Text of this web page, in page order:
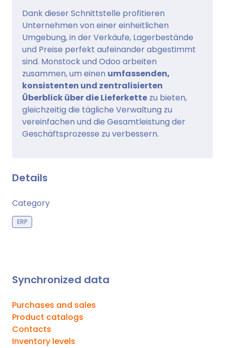
Dank dieser Schnittstelle profitieren
Unternehmen von einer einheitlichen
Umgebung, in der Verkäufe, Lagerbestände
und Preise perfekt aufeinander abgestimmt
sind. Monstock und Odoo arbeiten
zusammen, um einen umfassenden,
konsistenten und zentralisierten
Überblick über die Lieferkette zu bieten,
gleichzeitig die tägliche Verwaltung zu
vereinfachen und die Gesamtleistung der
Geschäftsprozesse zu verbessern.
Details
Category
ERP
Synchronized data
Purchases and sales
Product catalogs
Contacts
Inventory levels